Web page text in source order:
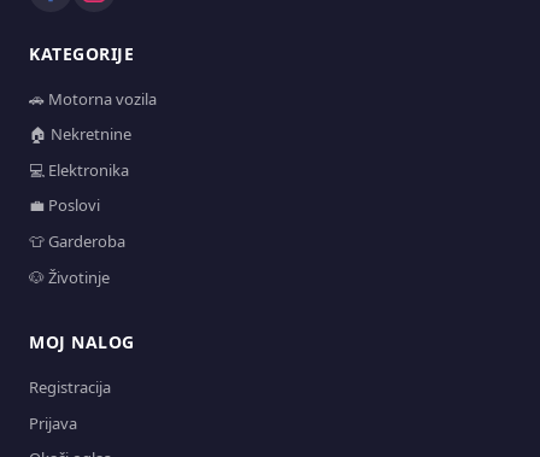
KATEGORIJE
🚗 Motorna vozila
🏠 Nekretnine
💻 Elektronika
💼 Poslovi
👕 Garderoba
🐶 Životinje
MOJ NALOG
Registracija
Prijava